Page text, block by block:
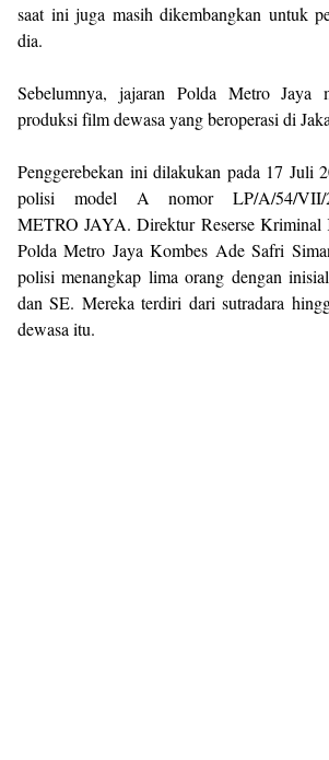
saat ini juga masih dikembangkan untuk
dia.
Sebelumnya, jajaran Polda Metro Jaya
produksi film dewasa yang beroperasi di
Penggerebekan ini dilakukan pada 17 Juli
polisi model A nomor LP/A/54/VII/
METRO JAYA. Direktur Reserse Kriminal
Polda Metro Jaya Kombes Ade Safri
polisi menangkap lima orang dengan
dan SE. Mereka terdiri dari sutradara
dewasa itu.